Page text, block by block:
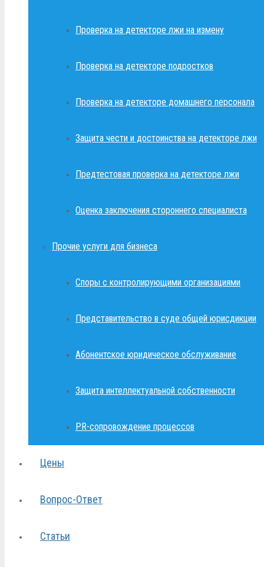
Проверка на детекторе лжи на измену
Проверка на детекторе подростков
Проверка на детекторе домашнего персонала
Защита чести и достоинства на детекторе лжи
Предтестовая проверка на детекторе лжи
Оценка заключения стороннего специалиста
Прочие услуги для бизнеса
Споры с контролирующими организациями
Представительство в суде общей юрисдикции
Абонентское юридическое обслуживание
Защита интеллектуальной собственности
PR-сопровождение процессов
Цены
Вопрос-Ответ
Статьи